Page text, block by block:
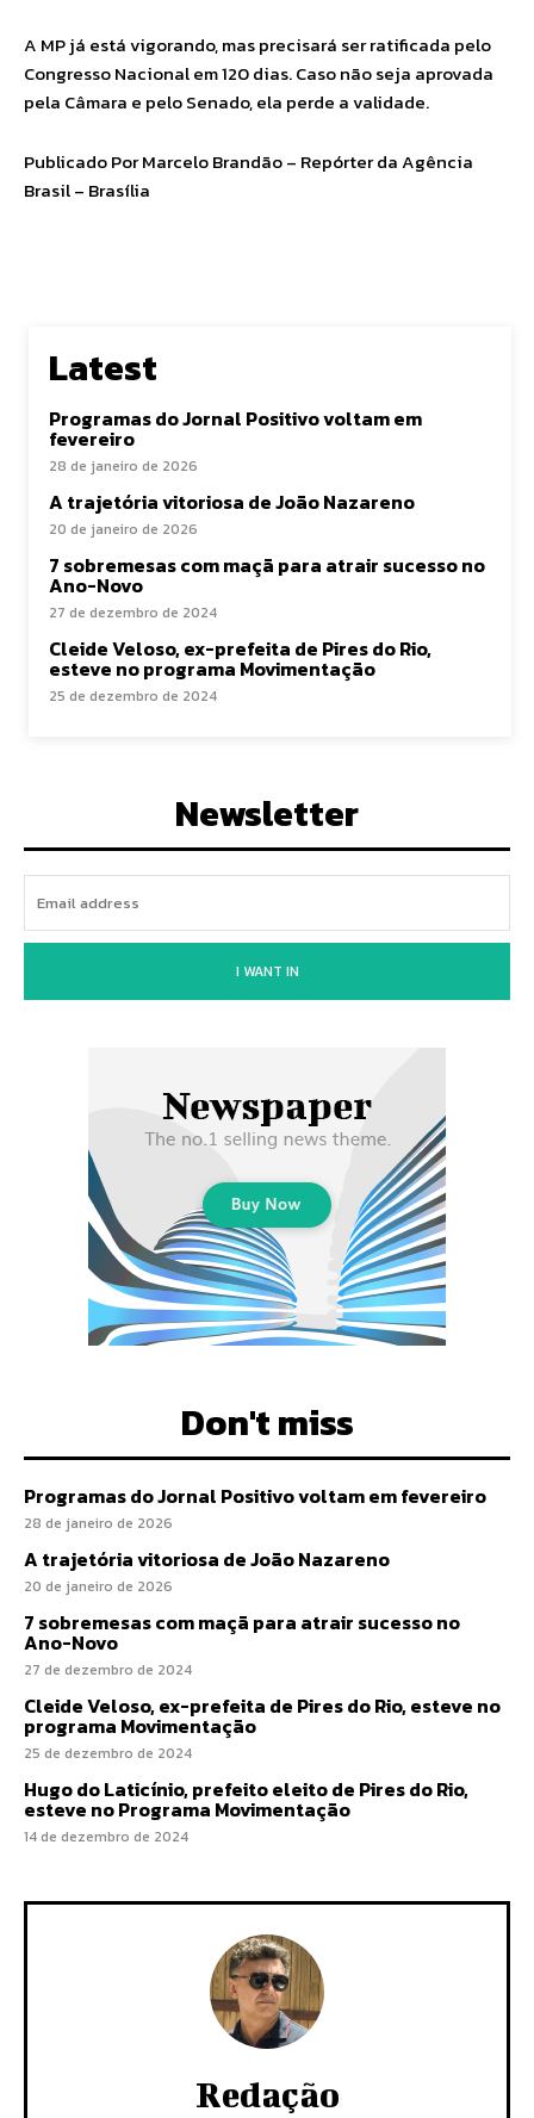
A MP já está vigorando, mas precisará ser ratificada pelo
Congresso Nacional em 120 dias. Caso não seja aprovada
pela Câmara e pelo Senado, ela perde a validade.
Publicado Por Marcelo Brandão – Repórter da Agência
Brasil – Brasília
Latest
Programas do Jornal Positivo voltam em
fevereiro
28 de janeiro de 2026
A trajetória vitoriosa de João Nazareno
20 de janeiro de 2026
7 sobremesas com maçã para atrair sucesso no
Ano-Novo
27 de dezembro de 2024
Cleide Veloso, ex-prefeita de Pires do Rio,
esteve no programa Movimentação
25 de dezembro de 2024
Newsletter
I WANT IN
Don't miss
Programas do Jornal Positivo voltam em fevereiro
28 de janeiro de 2026
A trajetória vitoriosa de João Nazareno
20 de janeiro de 2026
7 sobremesas com maçã para atrair sucesso no
Ano-Novo
27 de dezembro de 2024
Cleide Veloso, ex-prefeita de Pires do Rio, esteve no
programa Movimentação
25 de dezembro de 2024
Hugo do Laticínio, prefeito eleito de Pires do Rio,
esteve no Programa Movimentação
14 de dezembro de 2024
Redação